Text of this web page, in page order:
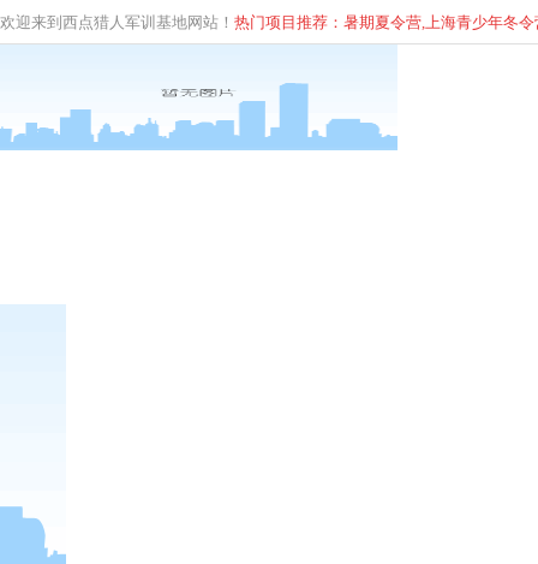
欢迎来到西点猎人军训基地网站！ 热门项目推荐：暑期夏令营,上海青少年冬令